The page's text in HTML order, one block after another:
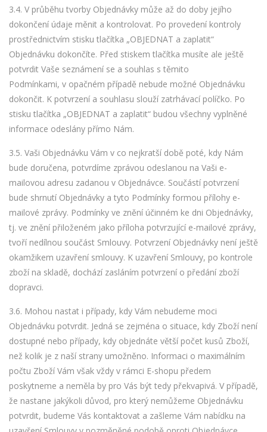
3.4. V průběhu tvorby Objednávky může až do doby jejího
dokončení údaje měnit a kontrolovat. Po provedení kontroly
prostřednictvím stisku tlačítka „OBJEDNAT a zaplatit“
Objednávku dokončíte. Před stiskem tlačítka musíte ale ještě
potvrdit Vaše seznámení se a souhlas s těmito
Podmínkami, v opačném případě nebude možné Objednávku
dokončit. K potvrzení a souhlasu slouží zatrhávací políčko. Po
stisku tlačítka „OBJEDNAT a zaplatit“ budou všechny vyplněné
informace odeslány přímo Nám.
3.5. Vaši Objednávku Vám v co nejkratší době poté, kdy Nám
bude doručena, potvrdíme zprávou odeslanou na Vaši e-
mailovou adresu zadanou v Objednávce. Součástí potvrzení
bude shrnutí Objednávky a tyto Podmínky formou přílohy e-
mailové zprávy. Podmínky ve znění účinném ke dni Objednávky,
tj. ve znění přiloženém jako příloha potvrzující e-mailové zprávy,
tvoří nedílnou součást Smlouvy. Potvrzení Objednávky není ještě
okamžikem uzavření smlouvy. K uzavření Smlouvy, po kontrole
zboží na skladě, dochází zasláním potvrzení o předání zboží
dopravci.
3.6. Mohou nastat i případy, kdy Vám nebudeme moci
Objednávku potvrdit. Jedná se zejména o situace, kdy Zboží není
dostupné nebo případy, kdy objednáte větší počet kusů Zboží,
než kolik je z naší strany umožněno. Informaci o maximálním
počtu Zboží Vám však vždy v rámci E-shopu předem
poskytneme a neměla by pro Vás být tedy překvapivá. V případě,
že nastane jakýkoli důvod, pro který nemůžeme Objednávku
potvrdit, budeme Vás kontaktovat a zašleme Vám nabídku na